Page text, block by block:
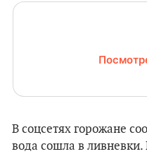
В соцсетях горожане
вода сошла в ливневки.